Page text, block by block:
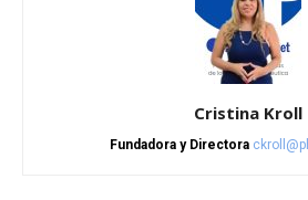
Cristina Kroll
Fundadora y Directora